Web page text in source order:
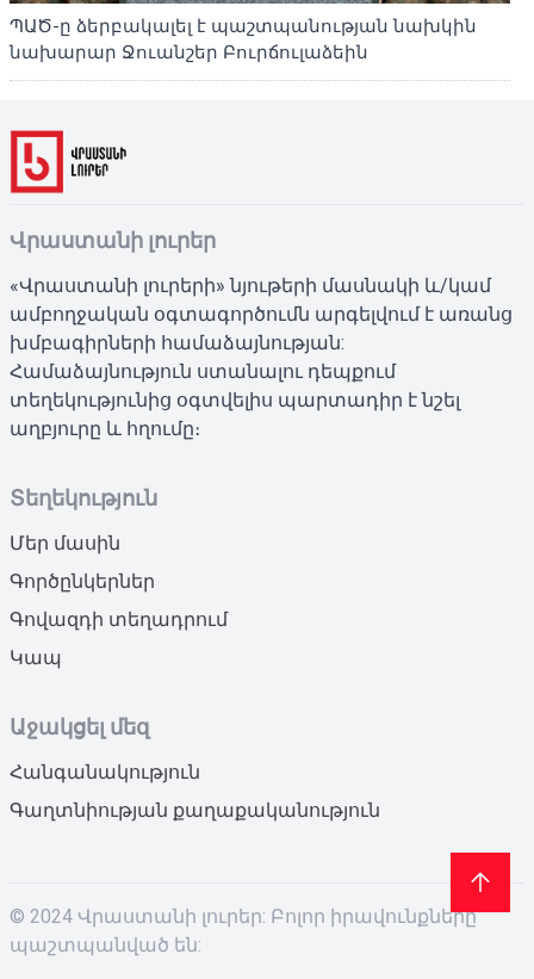
ՊԱԾ-ը ձերբակալել է պաշտպանության նախկին
նախարար Ջուանշեր Բուրճուլաձեին
Վրաստանի լուրեր
«Վրաստանի լուրերի» նյութերի մասնակի և/կամ
ամբողջական օգտագործումն արգելվում է առանց
խմբագիրների համաձայնության:
Համաձայնություն ստանալու դեպքում
տեղեկությունից օգտվելիս պարտադիր է նշել
աղբյուրը և հղումը։
Տեղեկություն
Մեր մասին
Գործընկերներ
Գովազդի տեղադրում
Կապ
Աջակցել մեզ
Հանգանակություն
Գաղտնիության քաղաքականություն
© 2024 Վրաստանի լուրեր: Բոլոր իրավունքները
պաշտպանված են: